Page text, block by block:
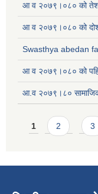
आ व २०७९।०८० को
आ व २०७९।०८० को
Swasthya abedan
आ व २०७९।०८० को
आ.व २०७९।८० सामाजिक
Pages
1 2 3